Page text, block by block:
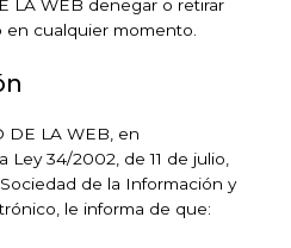
LA WEB denegar o retirar
en cualquier momento.
DE LA WEB, en
Ley 34/2002, de 11 de julio,
de la Información y
le informa de que: